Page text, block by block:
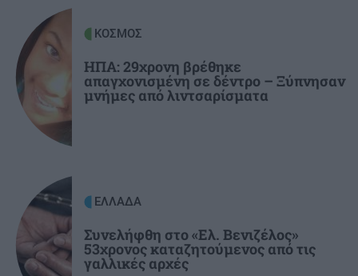
ΣΠΙΤΙ
«Αν το ψυγείο σας δεν παγώνει το καλοκαίρι,
οφείλεται σε αυτό»
ΚΟΣΜΟΣ
ΗΠΑ: 29χρονη βρέθηκε
απαγχονισμένη σε δέντρο – Ξύπνησαν
μνήμες από λιντσαρίσματα
ΕΛΛΑΔΑ
Συνελήφθη στο «Ελ. Βενιζέλος»
53χρονος καταζητούμενος από τις
γαλλικές αρχές